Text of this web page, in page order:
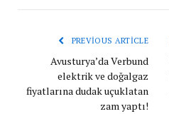
PREVIOUS ARTICLE
Avusturya’da Verbund
elektrik ve doğalgaz
fiyatlarına dudak uçuklatan
zam yaptı!